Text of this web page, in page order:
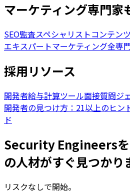
マーケティング専門家
SEO監査スペシャリストコンテン
エキスパートマーケティング全専
採用リソース
開発者給与計算ツール面接質問ジ
開発者の見つけ方：21以上のヒン
ド
Security Engineersを
の人材がすぐ見つかり
リスクなしで開始。